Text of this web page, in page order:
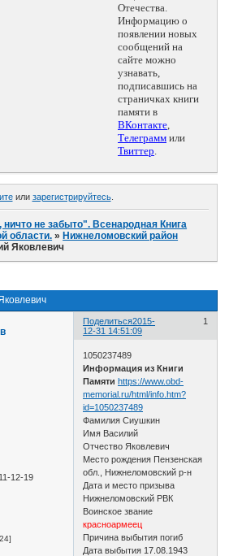
Отечества.
Информацию о
появлении новых
сообщений на
сайте можно
узнавать,
подписавшись на
страничках книги
памяти в
ВКонтакте,
Телеграмм или
Твиттер.
или зарегистрируйтесь.
ничто не забыто". Всенародная Книга
области. » Нижнеломовский район
Яковлевич
Поделиться 1
2015-
12-31 14:51:09
12-19
1050237489
Информация из Книги
Памяти https://www.obd-
memorial.ru/html/info.htm?
id=1050237489
Фамилия Сиушкин
Имя Василий
Отчество Яковлевич
Место рождения Пензенская
обл., Нижнеломовский р-н
Дата и место призыва
Нижнеломовский РВК
Воинское звание
красноармеец
Причина выбытия погиб
Дата выбытия 17.08.1943